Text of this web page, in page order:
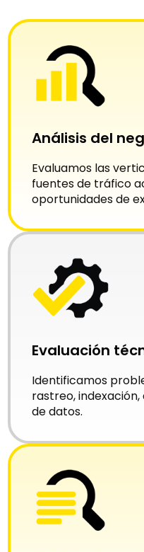
Análisis del
Evaluamos las
fuentes de tráfico
oportunidades de
Evaluación
Identificamos
rastreo,
de datos.